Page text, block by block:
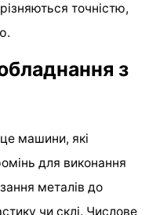
точністю,
з
машини, які
для виконання
металів до
чи склі. Числове